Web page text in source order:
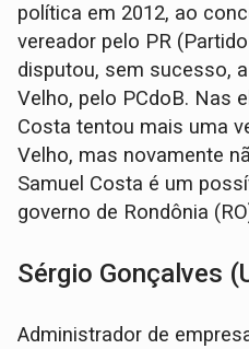
política em 2012, ao
vereador pelo PR
disputou, sem sucesso,
Velho, pelo PCdoB. Nas
Costa tentou mais uma
Velho, mas novamente
Samuel Costa é um
governo de Rondônia
Sérgio Gonçalves
Administrador de